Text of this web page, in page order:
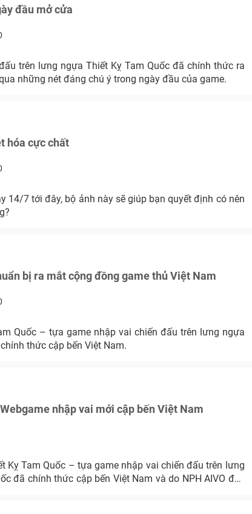
đầu mở cửa
những nét đáng chú ý trong ngày đầu của game.
hóa cực chất
14/7 tới đây, bộ ảnh này sẽ giúp bạn quyết định có nên
bị ra mắt cộng đồng game thủ Việt Nam
Quốc – tựa game nhập vai chiến đấu trên lưng ngựa
thức cập bến Việt Nam.
nhập vai mới cập bến Việt Nam
Kỵ Tam Quốc – tựa game nhập vai chiến đấu trên lưng
đã chính thức cập bến Việt Nam và do NPH AIVO độc